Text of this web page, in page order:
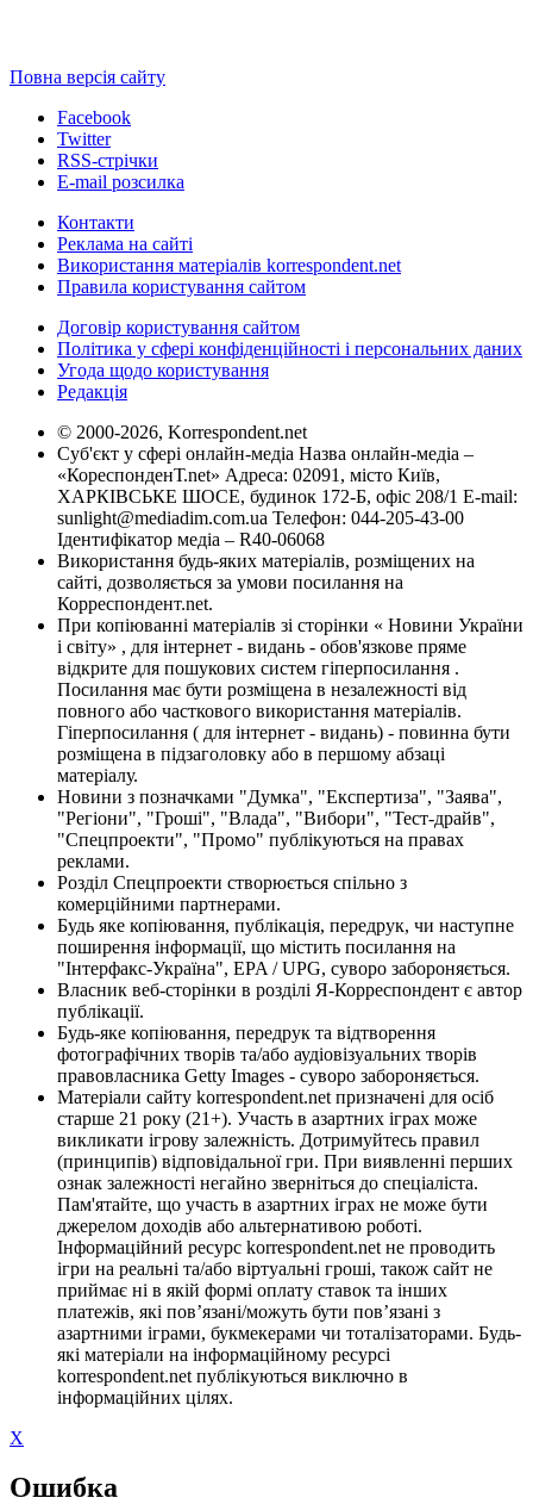
Повна версія сайту
Facebook
Twitter
RSS-стрічки
E-mail розсилка
Контакти
Реклама на сайті
Використання матеріалів korrespondent.net
Правила користування сайтом
Договір користування сайтом
Політика у сфері конфіденційності і персональних даних
Угода щодо користування
Редакція
© 2000-2026, Korrespondent.net
Суб'єкт у сфері онлайн-медіа Назва онлайн-медіа –
«КореспонденТ.net» Адреса: 02091, місто Київ,
ХАРКІВСЬКЕ ШОСЕ, будинок 172-Б, офіс 208/1 E-mail:
sunlight@mediadim.com.ua Телефон: 044-205-43-00
Ідентифікатор медіа – R40-06068
Використання будь-яких матеріалів, розміщених на
сайті, дозволяється за умови посилання на
Корреспондент.net.
При копіюванні матеріалів зі сторінки « Новини України
і світу» , для інтернет - видань - обов'язкове пряме
відкрите для пошукових систем гіперпосилання .
Посилання має бути розміщена в незалежності від
повного або часткового використання матеріалів.
Гіперпосилання ( для інтернет - видань) - повинна бути
розміщена в підзаголовку або в першому абзаці
матеріалу.
Новини з позначками "Думка", "Експертиза", "Заява",
"Регіони", "Гроші", "Влада", "Вибори", "Тест-драйв",
"Спецпроекти", "Промо" публікуються на правах
реклами.
Розділ Спецпроекти створюється спільно з
комерційними партнерами.
Будь яке копіювання, публікація, передрук, чи наступне
поширення інформації, що містить посилання на
"Інтерфакс-Україна", EPA / UPG, суворо забороняється.
Власник веб-сторінки в розділі Я-Корреспондент є автор
публікації.
Будь-яке копіювання, передрук та відтворення
фотографічних творів та/або аудіовізуальних творів
правовласника Getty Images - суворо забороняється.
Матеріали сайту korrespondent.net призначені для осіб
старше 21 року (21+). Участь в азартних іграх може
викликати ігрову залежність. Дотримуйтесь правил
(принципів) відповідальної гри. При виявленні перших
ознак залежності негайно зверніться до спеціаліста.
Пам'ятайте, що участь в азартних іграх не може бути
джерелом доходів або альтернативою роботі.
Інформаційний ресурс korrespondent.net не проводить
ігри на реальні та/або віртуальні гроші, також сайт не
приймає ні в якій формі оплату ставок та інших
платежів, які пов’язані/можуть бути пов’язані з
азартними іграми, букмекерами чи тоталізаторами. Будь-
які матеріали на інформаційному ресурсі
korrespondent.net публікуються виключно в
інформаційних цілях.
X
Ошибка